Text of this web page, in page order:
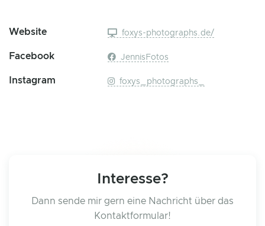
Website foxys-photographs.de/
Facebook JennisFotos
Instagram foxys_photographs_
Interesse?
Dann sende mir gern eine Nachricht über das
Kontaktformular!